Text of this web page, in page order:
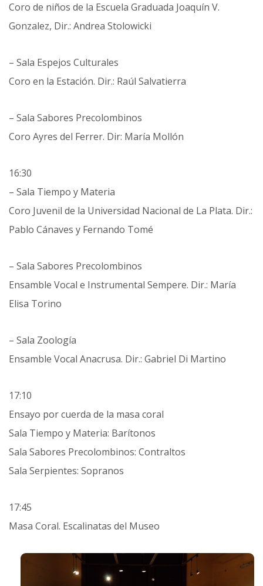
Coro de niños de la Escuela Graduada Joaquín V.
Gonzalez, Dir.: Andrea Stolowicki
– Sala Espejos Culturales
Coro en la Estación. Dir.: Raúl Salvatierra
– Sala Sabores Precolombinos
Coro Ayres del Ferrer. Dir: María Mollón
16:30
– Sala Tiempo y Materia
Coro Juvenil de la Universidad Nacional de La Plata. Dir.:
Pablo Cánaves y Fernando Tomé
– Sala Sabores Precolombinos
Ensamble Vocal e Instrumental Sempere. Dir.: María
Elisa Torino
– Sala Zoología
Ensamble Vocal Anacrusa. Dir.: Gabriel Di Martino
17:10
Ensayo por cuerda de la masa coral
Sala Tiempo y Materia: Barítonos
Sala Sabores Precolombinos: Contraltos
Sala Serpientes: Sopranos
17:45
Masa Coral. Escalinatas del Museo